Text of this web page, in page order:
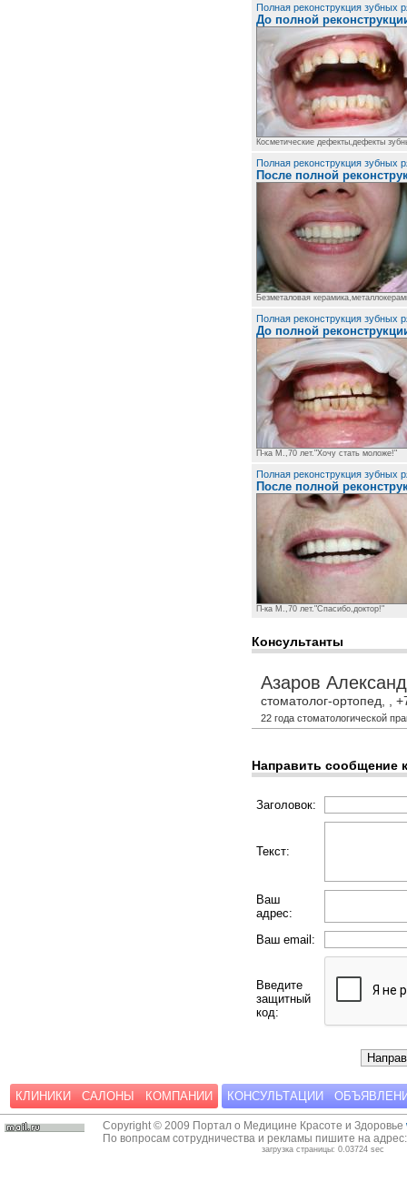
Полная реконструкция зубных
До полной
Косметические дефекты,дефекты
Полная реконструкция зубных
После полной
Безметаловая
Полная реконструкция зубных
До полной
П-ка М.,70 лет."Хочу стать моложе!"
Полная реконструкция зубных
После полной
П-ка М.,70 лет."Спасибо,доктор!"
Консультанты
Азаров
стоматолог-ортопед, ,
22 года стоматологической
Направить сообщение
Заголовок:
Текст:
Ваш
адрес:
Ваш email:
Введите
защитный
код:
КЛИНИКИ САЛОНЫ КОМПАНИИ КОНСУЛЬТАЦИИ
Copyright © 2009 Портал о Медицине Красоте и Здоровье
По вопросам сотрудничества и рекламы пишите на
загрузка страницы: 0.03724 sec